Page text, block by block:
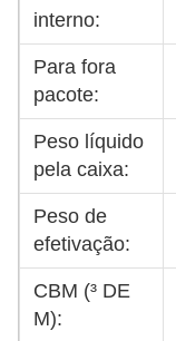
interno:
Para fora
pacote:
Peso líquido
pela caixa:
Peso de
efetivação:
CBM (³ DE
M):